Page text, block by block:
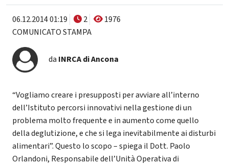
06.12.2014 01:19 2
1976
COMUNICATO STAMPA
da INRCA di Ancona
“Vogliamo creare i presupposti per avviare all’interno
dell’Istituto percorsi innovativi nella gestione di un
problema molto frequente e in aumento come quello
della deglutizione, e che si lega inevitabilmente ai disturbi
alimentari”. Questo lo scopo – spiega il Dott. Paolo
Orlandoni, Responsabile dell’Unità Operativa di